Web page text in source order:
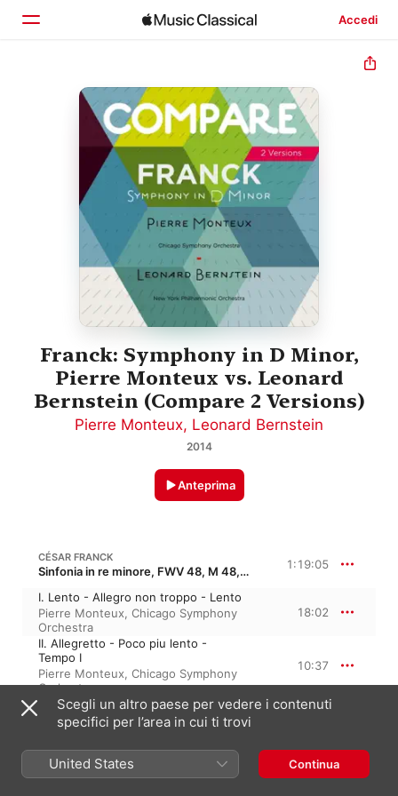
Accedi
Home
Scopri
Franck: Symphony in D Minor,
Pierre Monteux vs. Leonard
Bernstein (Compare 2 Versions)
Pierre Monteux, Leonard Bernstein
2014
Anteprima
CÉSAR FRANCK
Sinfonia in re minore, FWV 48, M 48, Op. 48 1:19:05
I. Lento - Allegro non troppo - Lento
Pierre Monteux, Chicago Symphony
Orchestra
18:02
II. Allegretto - Poco piu lento -
Tempo I
Pierre Monteux, Chicago Symphony
Orchestra
10:37
III. Allegro non troppo
Pierre Monteux,Chicago Symphony
Orchestra
I. Lento - Allegro non troppo - Lento
Leonard Bernstein
Philharmonic,Eugene Ormandy,The
18:28
Scegli un altro paese per vedere i contenuti
specifici per l’area in cui ti trovi
United States Continua